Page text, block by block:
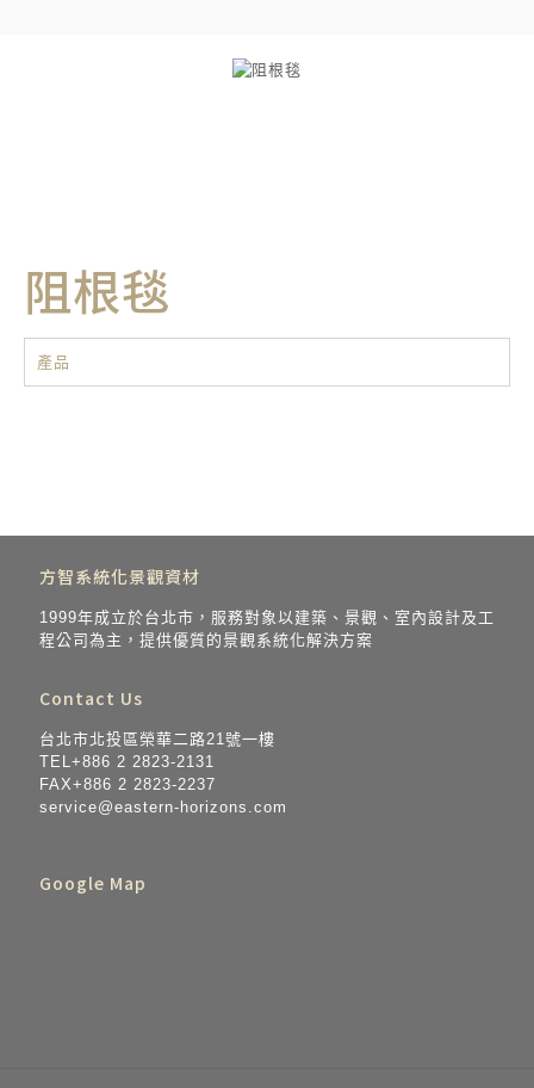
阻根毯
產品
方智系統化景觀資材
1999年成立於台北市，服務對象以建築、景觀、室內設計及工
程公司為主，提供優質的景觀系統化解決方案
Contact Us
台北市北投區榮華二路21號一樓
TEL+886 2 2823-2131
FAX+886 2 2823-2237
service@eastern-horizo​​ns.com
Google Map